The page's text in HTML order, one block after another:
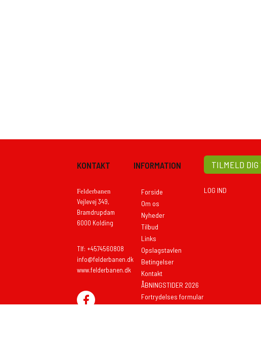
KONTAKT
Felderbanen
Vejlevej 349,
Bramdrupdam
6000 Kolding
Tlf: +4574560808
info@felderbanen.dk
www.felderbanen.dk
INFORMATION
Forside
Om os
Nyheder
Tilbud
Links
Opslagstavlen
Betingelser
Kontakt
ÅBNINGSTIDER 2026
Fortrydelses formular
TILMELD DIG
LOG IND